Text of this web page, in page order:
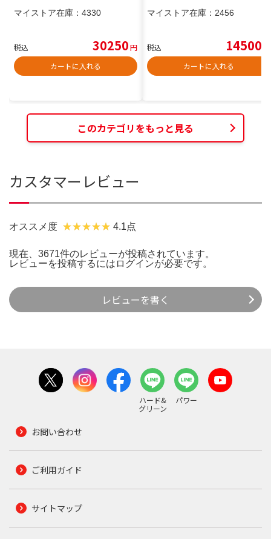
マイストア在庫： 4330
税込 30250円
カートに入れる
マイストア在庫： 2456
税込 14500
カートに入れる
このカテゴリをもっと見る
カスタマーレビュー
オススメ度 4.1点
現在、3671件のレビューが投稿されています。
レビューを投稿するには ログインが必要です。
レビューを書く
ハード&
グリーン
パワー
お問い合わせ
ご利用ガイド
サイトマップ